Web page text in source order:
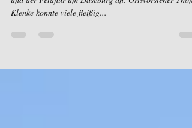
Am Samstag stand wieder der Frühjahrsputz im Dorf
und der Feldflur um Daseburg an. Ortsvorsteher
Klenke konnte viele fleißig...